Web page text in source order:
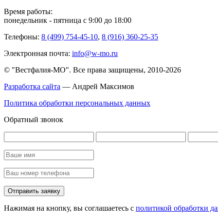
Время работы:
понедельник - пятница с 9:00 до 18:00
Телефоны: 8 (499) 754-45-10, 8 (916) 360-25-35
Электронная почта: info@w-mo.ru
© "Вестфалия-МО". Все права защищены, 2010-2026
Разработка сайта — Андрей Максимов
Политика обработки персональных данных
Обратный звонок
Нажимая на кнопку, вы соглашаетесь с политикой обработки